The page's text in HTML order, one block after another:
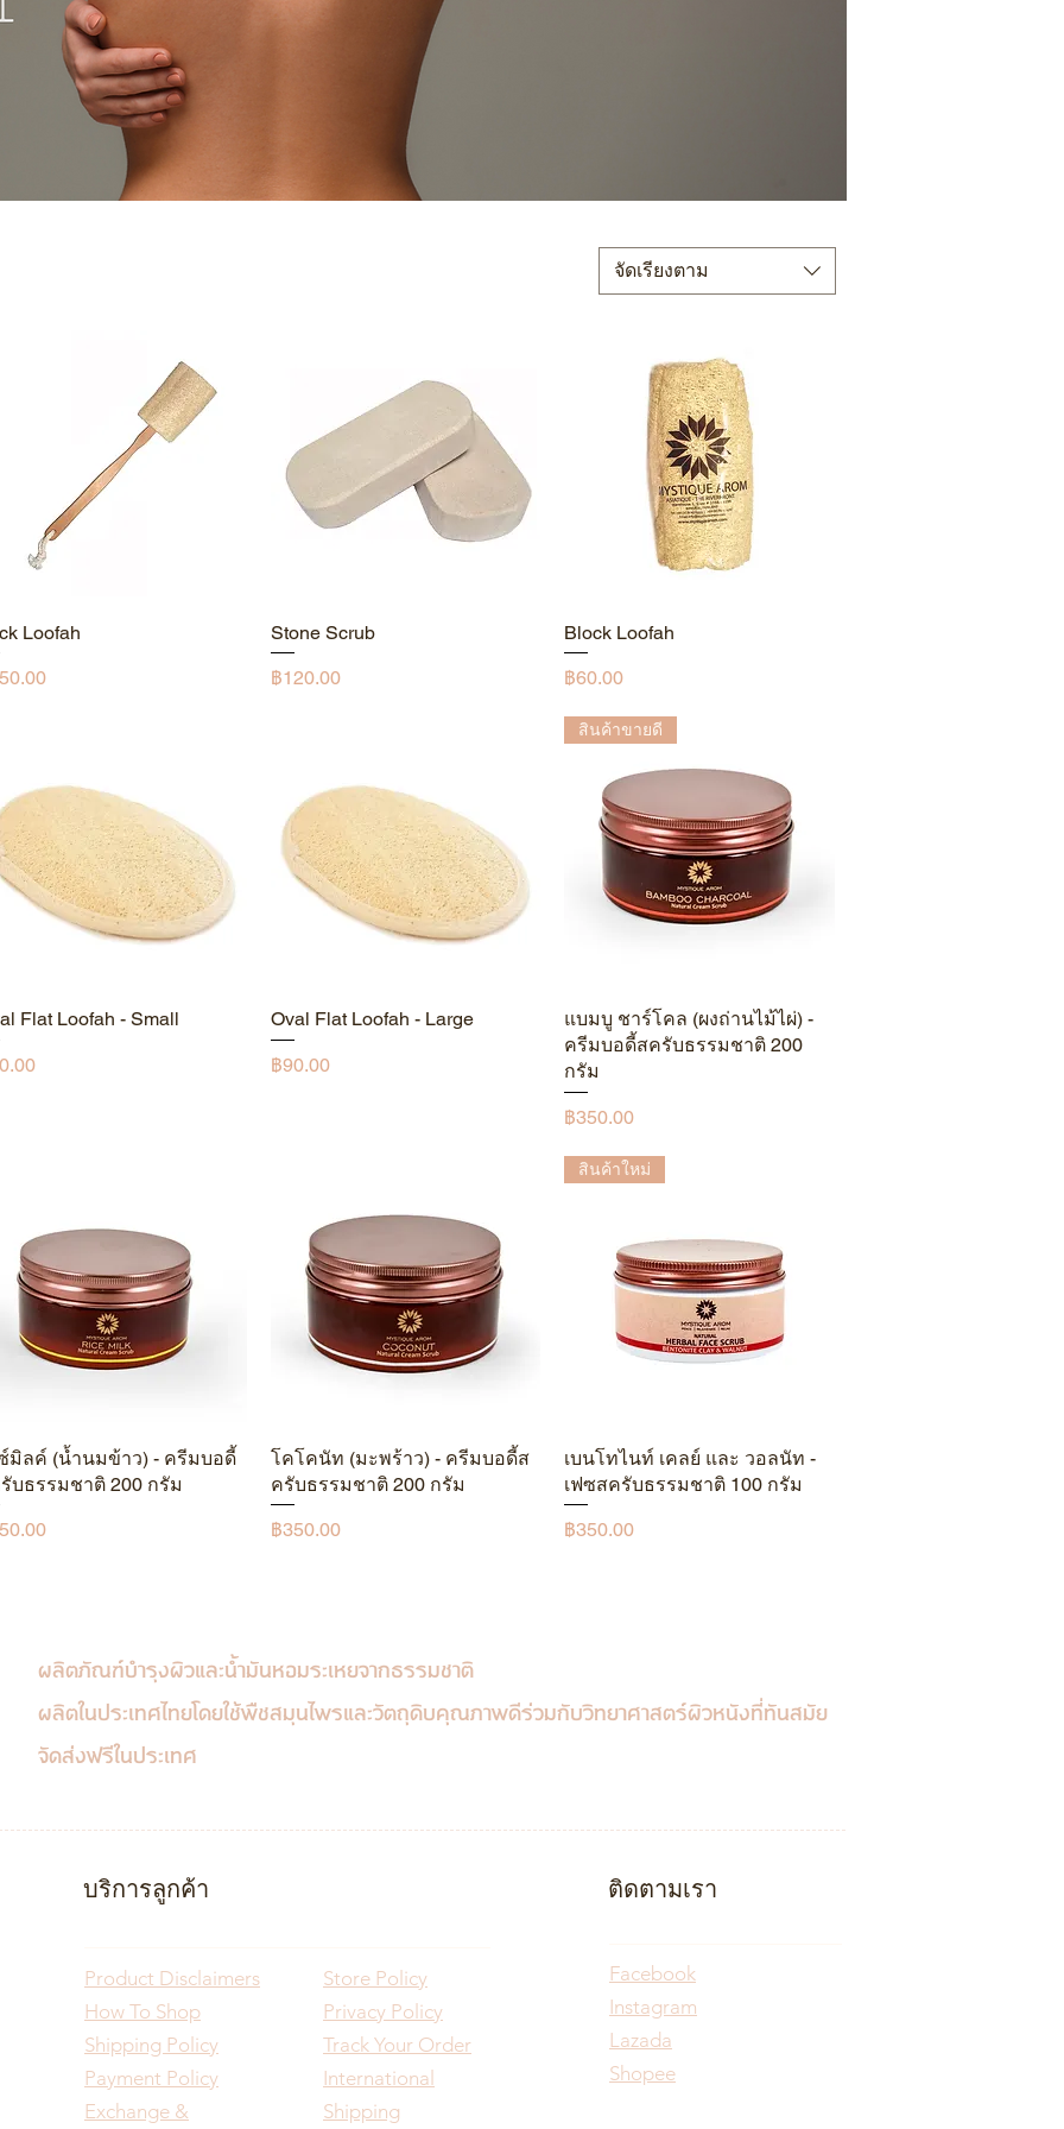
จัดเรียงตาม
ดูข้อมูลด่วน
Loofah
า
ดูข้อมูลด่วน
Stone Scrub
ราคา
฿120.00
ดูข้อมูลด่วน
Block Loofah
ราคา
฿60.00
ดูข้อมูลด่วน
Flat Loofah - Small
า
ดูข้อมูลด่วน
Oval Flat Loofah - Large
ราคา
฿90.00
ดูข้อมูลด่วน
สินค้าขายดี
แบมบู ชาร์โคล (ผงถ่านไม้ไผ่) -
ครีมบอดี้สครับธรรมชาติ 200
กรัม
ราคา
฿350.00
ดูข้อมูลด่วน
มิลค์ (น้ำนมข้าว) - ครีมบอดี้
บธรรมชาติ 200 กรัม
า
ดูข้อมูลด่วน
โคโคนัท (มะพร้าว) - ครีมบอดี้ส
ครับธรรมชาติ 200 กรัม
ราคา
฿350.00
ดูข้อมูลด่วน
สินค้าใหม่
เบนโทไนท์ เคลย์ และ วอลนัท -
เฟซสครับธรรมชาติ 100 กรัม
ราคา
฿350.00
ผลิตภัณฑ์บำรุงผิวและน้ำมันหอมระเหยจากธรรมชาติ
ผลิตในประเทศไทยโดยใช้พืชสมุนไพรและวัตถุดิบคุณภาพดีร่วมกับวิทยาศาสตร์ผิวหนังที่ทันสมัย
จัดส่งฟรีในประเทศ
บริการลูกค้า ติดตามเรา
Product Disclaimers
How To Shop
Shipping Policy
Payment Policy
Exchange &
Store Policy
Privacy Policy
Track Your Order
International
Shipping
Facebook
Instagram
Lazada
Shopee